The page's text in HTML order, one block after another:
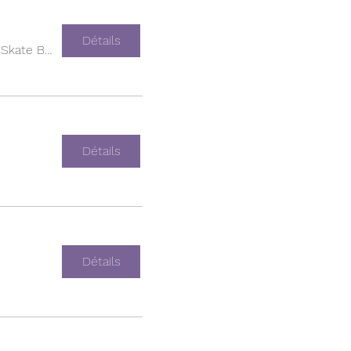
Empire Skate Building
Détails
Détails
Détails